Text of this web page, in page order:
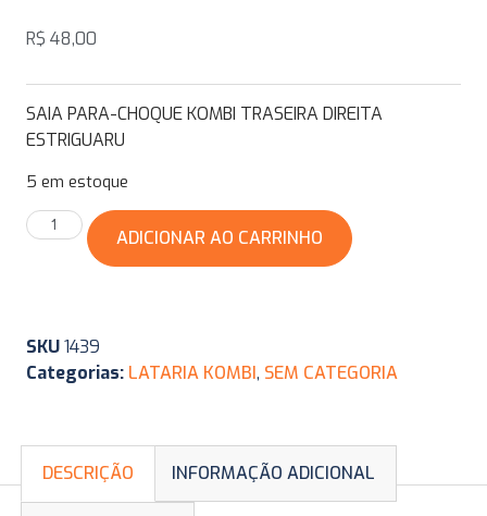
R$ 48,00
SAIA PARA-CHOQUE KOMBI TRASEIRA DIREITA
ESTRIGUARU
5 em estoque
ADICIONAR AO CARRINHO
SKU1439
Categorias: LATARIA KOMBI, SEM CATEGORIA
DESCRIÇÃO INFORMAÇÃO ADICIONAL